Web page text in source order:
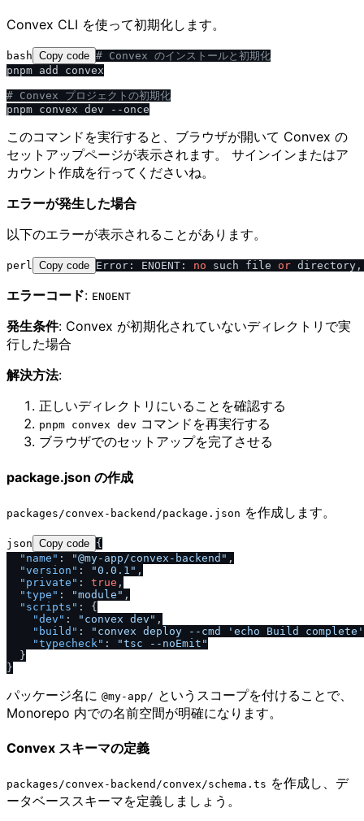
Convex CLI を使って初期化します。
bash Copy code # Convex のインストールと初期化
pnpm add convex
# Convex プロジェクトの初期化
このコマンドを実行すると、ブラウザが開いて Convex の
セットアップページが表示されます。 サインインまたはア
カウント作成を行ってくださいね。
エラーが発生した場合
以下のエラーが表示されることがあります。
perl Copy code Error: ENOENT: no such file or
エラーコード: ENOENT
発生条件: Convex が初期化されていないディレクトリで実
行した場合
解決方法:
正しいディレクトリにいることを確認する
pnpm convex dev コマンドを再実行する
ブラウザでのセットアップを完了させる
package.json の作成
packages​/​convex-backend​/​package.json を作成します。
json Copy code {
"name" : "@my-app /convex-backend" ,
"version" : "0.0.1" ,
"private" : true ,
"type" : "module" ,
"scripts" :
{
"dev" : "convex dev" ,
"build" :
"convex deploy --cmd 'echo Build
"typecheck" :
"tsc --noEmit"
}
}
パッケージ名に @my-app​/​ というスコープを付けることで、
Monorepo 内での名前空間が明確になります。
Convex スキーマの定義
packages​/​convex-backend​/​convex​/​schema.ts を作成し、デ
ータベーススキーマを定義しましょう。